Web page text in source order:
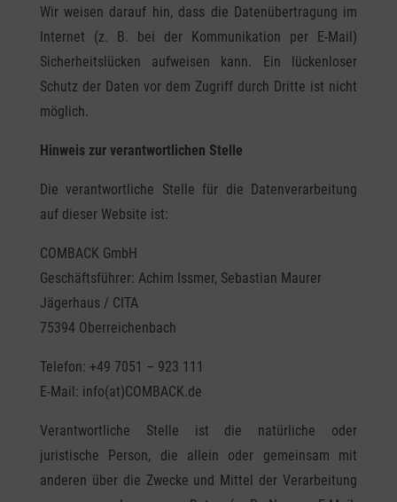
Wir weisen darauf hin, dass die Datenübertragung im
Internet (z. B. bei der Kommunikation per E-Mail)
Sicherheitslücken aufweisen kann. Ein lückenloser
Schutz der Daten vor dem Zugriff durch Dritte ist nicht
möglich.
Hinweis zur verantwortlichen Stelle
Die verantwortliche Stelle für die Datenverarbeitung
auf dieser Website ist:
COMBACK GmbH
Geschäftsführer: Achim Issmer, Sebastian Maurer
Jägerhaus / CITA
75394 Oberreichenbach
Telefon: +49 7051 – 923 111
E-Mail: info(at)COMBACK.de
Verantwortliche Stelle ist die natürliche oder
juristische Person, die allein oder gemeinsam mit
anderen über die Zwecke und Mittel der Verarbeitung